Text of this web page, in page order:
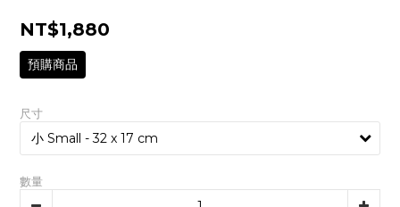
NT$1,880
預購商品
尺寸
數量